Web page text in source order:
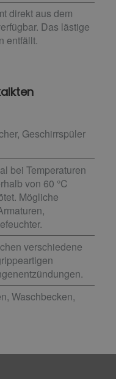
direkt aus dem
Das lästige
entfällt.
Geschirrspüler
bei Temperaturen
von 60 °C
Mögliche
verschiedene
Waschbecken,